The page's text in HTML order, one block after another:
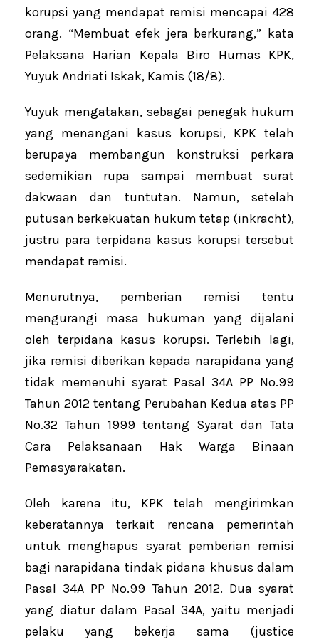
korupsi yang mendapat remisi mencapai 428
orang. “Membuat efek jera berkurang,” kata
Pelaksana Harian Kepala Biro Humas KPK,
Yuyuk Andriati Iskak, Kamis (18/8).
Yuyuk mengatakan, sebagai penegak hukum
yang menangani kasus korupsi, KPK telah
berupaya membangun konstruksi perkara
sedemikian rupa sampai membuat surat
dakwaan dan tuntutan. Namun, setelah
putusan berkekuatan hukum tetap (inkracht),
justru para terpidana kasus korupsi tersebut
mendapat remisi.
Menurutnya, pemberian remisi tentu
mengurangi masa hukuman yang dijalani
oleh terpidana kasus korupsi. Terlebih lagi,
jika remisi diberikan kepada narapidana yang
tidak memenuhi syarat Pasal 34A PP No.99
Tahun 2012 tentang Perubahan Kedua atas PP
No.32 Tahun 1999 tentang Syarat dan Tata
Cara Pelaksanaan Hak Warga Binaan
Pemasyarakatan.
Oleh karena itu, KPK telah mengirimkan
keberatannya terkait rencana pemerintah
untuk menghapus syarat pemberian remisi
bagi narapidana tindak pidana khusus dalam
Pasal 34A PP No.99 Tahun 2012. Dua syarat
yang diatur dalam Pasal 34A, yaitu menjadi
pelaku yang bekerja sama (justice